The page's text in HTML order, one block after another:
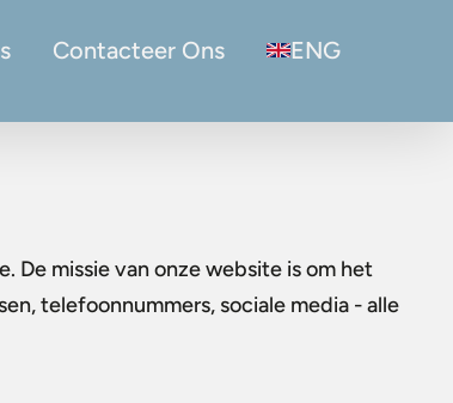
Contacteer Ons ENG
De missie van onze website is om het
telefoonnummers, sociale media - alle